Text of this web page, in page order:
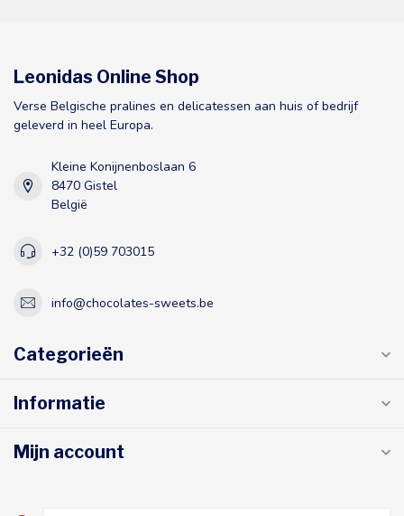
Leonidas Online Shop
Verse Belgische pralines en delicatessen aan huis of bedrijf
geleverd in heel Europa.
Kleine Konijnenboslaan 6
8470 Gistel
België
+32 (0)59 703015
info@chocolates-sweets.be
Categorieën
Informatie
Mijn account